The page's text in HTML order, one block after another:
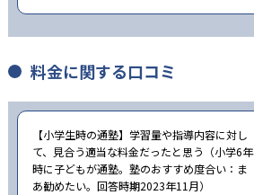
料金に関する口コミ
【小学生時の通塾】学習量や指導内容に対し
て、見合う適当な料金だったと思う（小学6年
時に子どもが通塾。塾のおすすめ度合い：ま
あ勧めたい。回答時期2023年11月）